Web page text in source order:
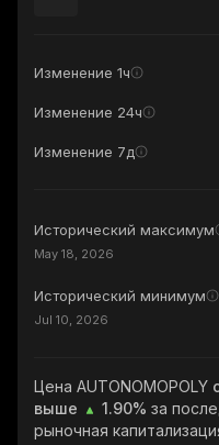
Изменение 1ч
Изменение 24ч
Изменение 7д
Исторический максимум
May 18, 2026
Исторический минимум
Jul 10, 2026
Цена AUTONOMOPOLY
выше
1.90% за
рыночная